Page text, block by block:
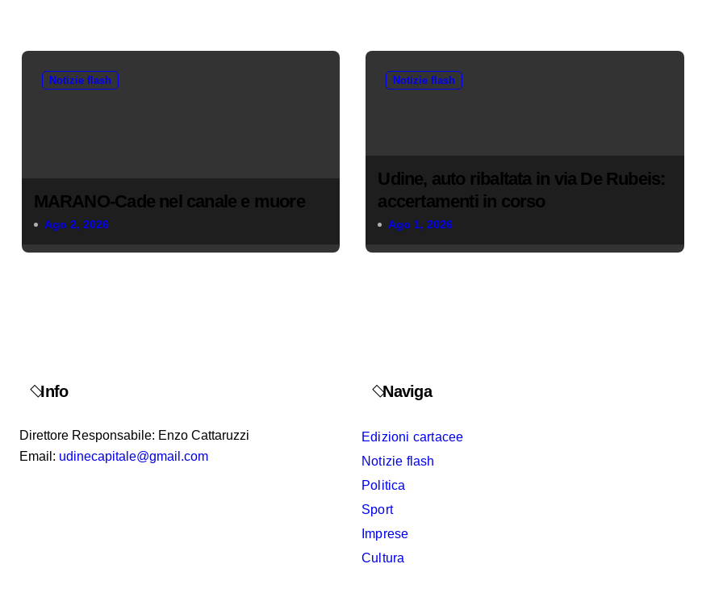
Notizie flash
MARANO-Cade nel canale e muore
Ago 2, 2026
Notizie flash
Udine, auto ribaltata in via De Rubeis:
accertamenti in corso
Ago 1, 2026
Info
Direttore Responsabile: Enzo Cattaruzzi
Email: udinecapitale@gmail.com
Naviga
Edizioni cartacee
Notizie flash
Politica
Sport
Imprese
Cultura